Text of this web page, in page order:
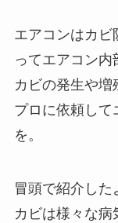
エアコンはカビ
ってエアコン内
カビの発生や
プロに依頼して
を。
冒頭で紹介した
カビは様々な病